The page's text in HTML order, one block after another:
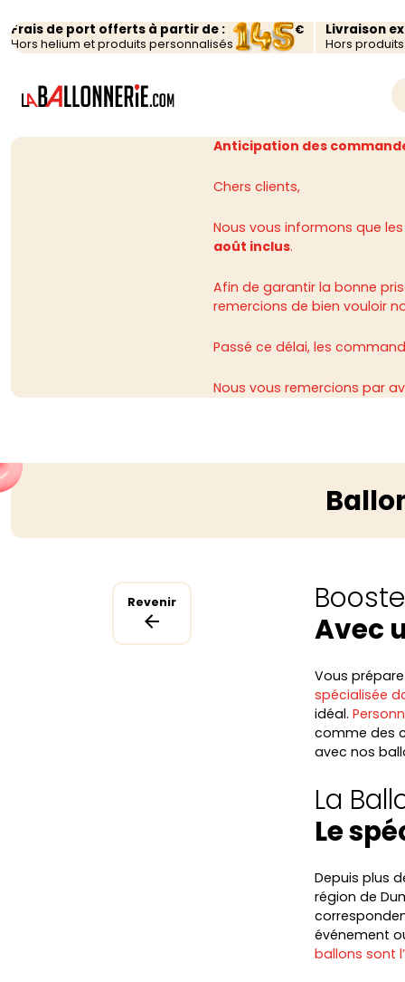
Frais de port offerts à partir de :
Hors helium et produits personnalisés
€ Livraison
Hors
Anticipation des
Chers clients,
Nous vous informons que
août inclus.
Afin de garantir la bonne
remercions de bien vouloir
Passé ce délai, les
Nous vous remercions par
Revenir
Avec
Vous
spécialisée
idéal.
comme des
avec nos
La
Le
Depuis plus
région de
événement
ballons sont